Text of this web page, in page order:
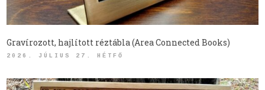
Gravírozott, hajlított réztábla (Area Connected Books)
2026. JÚLIUS 27. HÉTFŐ